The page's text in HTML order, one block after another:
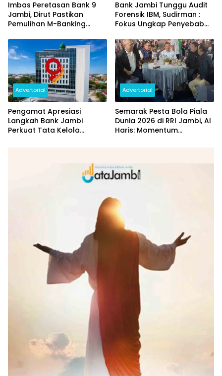
Imbas Peretasan Bank 9
Jambi, Dirut Pastikan
Pemulihan M-Banking
Bank Jambi Tunggu Audit
Forensik IBM, Sudirman :
Fokus Ungkap Penyebab
Rp144 Miliar
Advertorial
Pengamat Apresiasi
Langkah Bank Jambi
Perkuat Tata Kelola
Advertorial
Semarak Pesta Bola Piala
Dunia 2026 di RRI Jambi, Al
Haris: Momentum